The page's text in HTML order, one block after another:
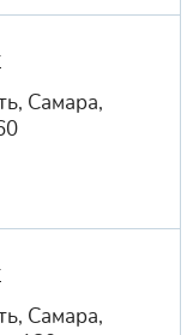
Самара,
Самара,